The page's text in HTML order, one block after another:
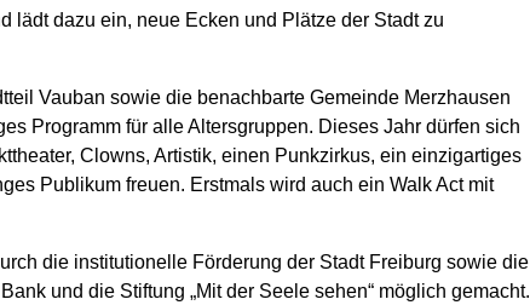
lädt dazu ein, neue Ecken und Plätze der Stadt zu
Vauban sowie die benachbarte Gemeinde Merzhausen
Programm für alle Altersgruppen. Dieses Jahr dürfen sich
Clowns, Artistik, einen Punkzirkus, ein einzigartiges
Publikum freuen. Erstmals wird auch ein Walk Act mit
die institutionelle Förderung der Stadt Freiburg sowie die
und die Stiftung „Mit der Seele sehen“ möglich gemacht.